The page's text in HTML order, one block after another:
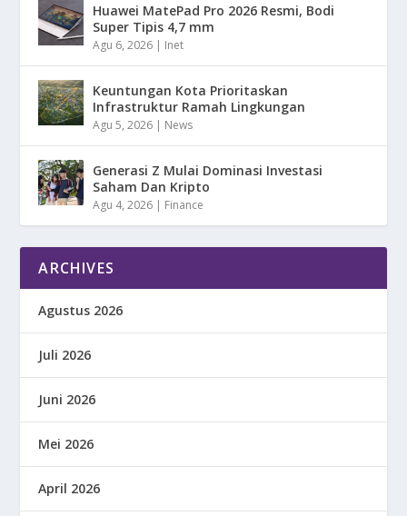
Huawei MatePad Pro 2026 Resmi, Bodi
Super Tipis 4,7 mm
Agu 6, 2026 | Inet
Keuntungan Kota Prioritaskan
Infrastruktur Ramah Lingkungan
Agu 5, 2026 | News
Generasi Z Mulai Dominasi Investasi
Saham Dan Kripto
Agu 4, 2026 | Finance
ARCHIVES
Agustus 2026
Juli 2026
Juni 2026
Mei 2026
April 2026